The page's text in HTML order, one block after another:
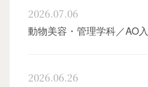
2026.07.06
動物美容・管理学科／AO
2026.06.26